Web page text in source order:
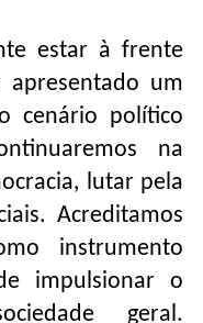
estar à frente
um
cenário político
na
lutar pela
Acreditamos
instrumento
impulsionar o
geral.